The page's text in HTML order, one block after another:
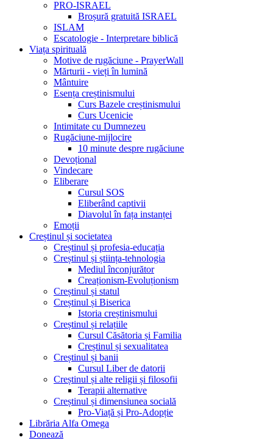
PRO-ISRAEL
Broșură gratuită ISRAEL
ISLAM
Escatologie - Interpretare biblică
Viața spirituală
Motive de rugăciune - PrayerWall
Mărturii - vieți în lumină
Mântuire
Esența creștinismului
Curs Bazele creștinismului
Curs Ucenicie
Intimitate cu Dumnezeu
Rugăciune-mijlocire
10 minute despre rugăciune
Devoțional
Vindecare
Eliberare
Cursul SOS
Eliberând captivii
Diavolul în fața instanței
Emoții
Creștinul și societatea
Creștinul și profesia-educația
Creștinul și știința-tehnologia
Mediul înconjurător
Creaționism-Evoluționism
Creștinul și statul
Creștinul și Biserica
Istoria creștinismului
Creștinul și relațiile
Cursul Căsătoria și Familia
Creștinul și sexualitatea
Creștinul și banii
Cursul Liber de datorii
Creștinul și alte religii și filosofii
Terapii alternative
Creștinul și dimensiunea socială
Pro-Viață și Pro-Adopție
Librăria Alfa Omega
Donează